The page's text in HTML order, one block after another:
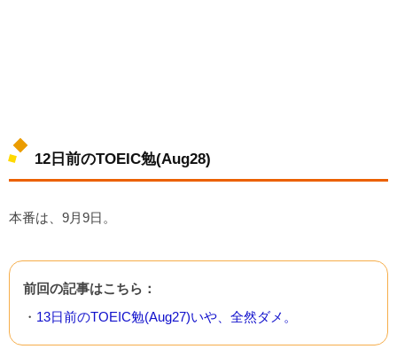
12日前のTOEIC勉(Aug28)
本番は、9月9日。
前回の記事はこちら：
・ 13日前のTOEIC勉(Aug27)いや、全然ダメ。